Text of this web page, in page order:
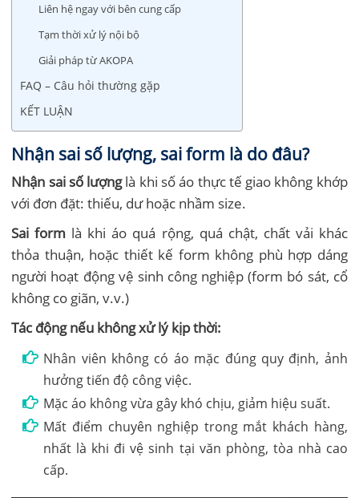
Liên hệ ngay với bên cung cấp
Tạm thời xử lý nội bộ
Giải pháp từ AKOPA
FAQ – Câu hỏi thường gặp
KẾT LUẬN
Nhận sai số lượng, sai form là do đâu?
Nhận sai số lượnglà khi số áo thực tế giao không khớp
với đơn đặt: thiếu, dư hoặc nhầm size.
Sai form là khi áo quá rộng, quá chật, chất vải khác
thỏa thuận, hoặc thiết kế form không phù hợp dáng
người hoạt động vệ sinh công nghiệp (form bó sát, cổ
không co giãn, v.v.)
Tác động nếu không xử lý kịp thời:
Nhân viên không có áo mặc đúng quy định, ảnh
hưởng tiến độ công việc.
Mặc áo không vừa gây khó chịu, giảm hiệu suất.
Mất điểm chuyên nghiệp trong mắt khách hàng,
nhất là khi đi vệ sinh tại văn phòng, tòa nhà cao
cấp.